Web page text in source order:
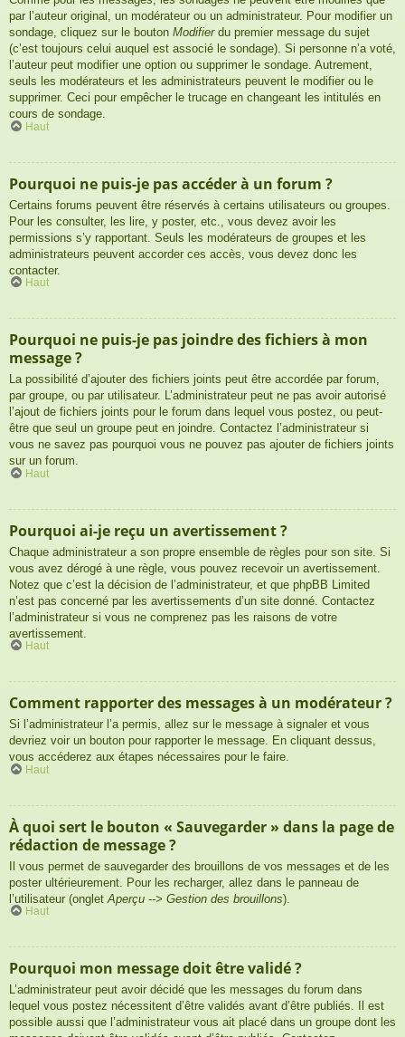
par l’auteur original, un modérateur ou un administrateur. Pour modifier un
sondage, cliquez sur le bouton Modifierdu premier message du sujet
(c’est toujours celui auquel est associé le sondage). Si personne n’a voté,
l’auteur peut modifier une option ou supprimer le sondage. Autrement,
seuls les modérateurs et les administrateurs peuvent le modifier ou le
supprimer. Ceci pour empêcher le trucage en changeant les intitulés en
cours de sondage.
Haut
Pourquoi ne puis-je pas accéder à un forum ?
Certains forums peuvent être réservés à certains utilisateurs ou groupes.
Pour les consulter, les lire, y poster, etc., vous devez avoir les
permissions s’y rapportant. Seuls les modérateurs de groupes et les
administrateurs peuvent accorder ces accès, vous devez donc les
contacter.
Haut
Pourquoi ne puis-je pas joindre des fichiers à mon
message ?
La possibilité d’ajouter des fichiers joints peut être accordée par forum,
par groupe, ou par utilisateur. L’administrateur peut ne pas avoir autorisé
l’ajout de fichiers joints pour le forum dans lequel vous postez, ou peut-
être que seul un groupe peut en joindre. Contactez l’administrateur si
vous ne savez pas pourquoi vous ne pouvez pas ajouter de fichiers joints
sur un forum.
Haut
Pourquoi ai-je reçu un avertissement ?
Chaque administrateur a son propre ensemble de règles pour son site. Si
vous avez dérogé à une règle, vous pouvez recevoir un avertissement.
Notez que c’est la décision de l’administrateur, et que phpBB Limited
n’est pas concerné par les avertissements d’un site donné. Contactez
l’administrateur si vous ne comprenez pas les raisons de votre
avertissement.
Haut
Comment rapporter des messages à un modérateur ?
Si l’administrateur l’a permis, allez sur le message à signaler et vous
devriez voir un bouton pour rapporter le message. En cliquant dessus,
vous accéderez aux étapes nécessaires pour le faire.
Haut
À quoi sert le bouton « Sauvegarder » dans la page de
rédaction de message ?
Il vous permet de sauvegarder des brouillons de vos messages et de les
poster ultérieurement. Pour les recharger, allez dans le panneau de
l’utilisateur (onglet Aperçu --> Gestion des brouillons).
Haut
Pourquoi mon message doit être validé ?
L’administrateur peut avoir décidé que les messages du forum dans
lequel vous postez nécessitent d’être validés avant d’être publiés. Il est
possible aussi que l’administrateur vous ait placé dans un groupe dont les